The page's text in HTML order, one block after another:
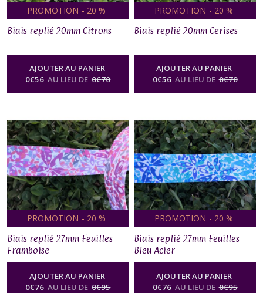
PROMOTION - 20 %
Biais replié 20mm Citrons
AJOUTER AU PANIER
0€56 AU LIEU DE 0€70
PROMOTION - 20 %
Biais replié 20mm Cerises
AJOUTER AU PANIER
0€56 AU LIEU DE 0€70
PROMOTION - 20 %
Biais replié 27mm Feuilles
Framboise
AJOUTER AU PANIER
0€76 AU LIEU DE 0€95
PROMOTION - 20 %
Biais replié 27mm Feuilles
Bleu Acier
AJOUTER AU PANIER
0€76 AU LIEU DE 0€95